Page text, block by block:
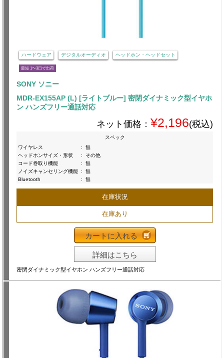
ハードウェア デジタルオーディオ ヘッドホン・ヘッドセット
最短 1〜3日で出荷
SONY ソニー
MDR-EX155AP (L) [ライトブルー] 密閉ダイナミック型イヤホ
ン ハンズフリー通話対応
ネット価格： ¥2,196(税込)
スペック
ワイヤレス
:
無
ヘッドホンサイズ・形状
:
その他
コード巻取り機能
:
無
ノイズキャンセリング機能 :
無
Bluetooth
: 無
在庫状況
在庫あり
カートに入れる
詳細はこちら
密閉ダイナミック型イヤホン ハンズフリー通話対応